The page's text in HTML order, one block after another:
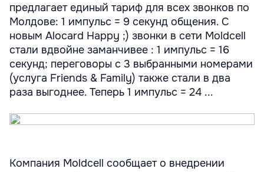
предлагает единый тариф для всех звонков по
Молдове: 1 импульс = 9 секунд общения. С
новым Alocard Happy ;) звонки в сети Moldcell
стали вдвойне заманчивее : 1 импульс = 16
секунд; переговоры с 3 выбранными номерами
(услуга Friends & Family) также стали в два
раза выгоднее. Теперь 1 импульс = 24 ...
Компания Moldcell сообщает о внедрении